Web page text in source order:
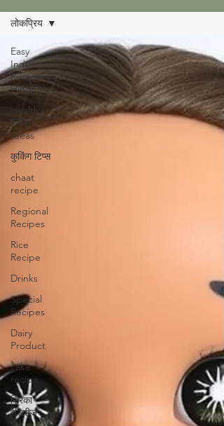
Easy
Indian
Recipes in
Hindi
Healthy
Tiffin
Ideas
कुकिंग टिप्स
chaat
recipe
Regional
Recipes
Rice
Recipe
Drinks
Special
Recipes
Dairy
Product
cake
recipe
सिरका
रेसिपीज
लोकप्रिय